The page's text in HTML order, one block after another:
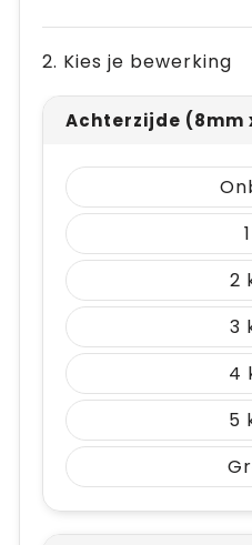
2. Kies je bewerking
Achterzijde (8mm
1
2
3
4
5